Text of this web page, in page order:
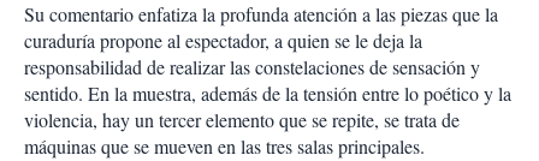
Su comentario enfatiza la profunda atención a las piezas que la
curaduría propone al espectador, a quien se le deja la
responsabilidad de realizar las constelaciones de sensación y
sentido. En la muestra, además de la tensión entre lo poético y la
violencia, hay un tercer elemento que se repite, se trata de
máquinas que se mueven en las tres salas principales.